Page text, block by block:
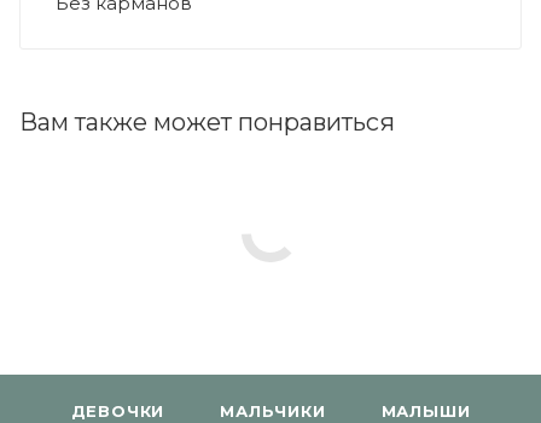
Вам также может понравиться
ДЕВОЧКИ МАЛЬЧИКИ МАЛЫШИ